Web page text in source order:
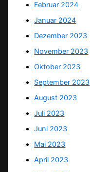
Februar 2024
Januar 2024
Dezember 2023
November 2023
Oktober 2023
September 2023
August 2023
Juli 2023
Juni 2023
Mai 2023
April 2023